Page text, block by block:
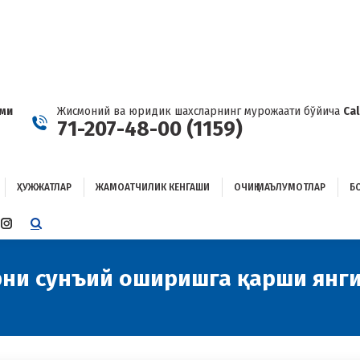
Жисмоний ва юридик шахсларнинг мурожаати бўйича
71-207-48-00 (1159)
ҲУЖЖАТЛАР ЖАМОАТЧИЛИК КЕНГАШИ ОЧИҚ МАЪЛУМОТЛАР
INSTAGRAM
IN
сунъий оширишга қарши янги